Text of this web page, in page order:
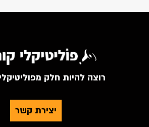
רוצה להיות חלק
יצירת קשר